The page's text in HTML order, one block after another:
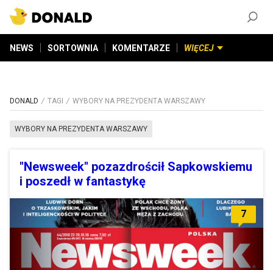
NEWS SORTOWNIA KOMENTARZE WIĘCEJ
DONALD TAGI WYBORY NA PREZYDENTA WARSZAWY
WYBORY NA PREZYDENTA WARSZAWY
"Newsweek" pozazdrościł Sapkowskiemu
i poszedł w fantastykę
7